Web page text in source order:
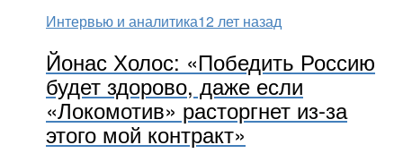
Интервью и аналитика12 лет назад
Йонас Холос: «Победить Россию
будет здорово, даже если
«Локомотив» расторгнет из-за
этого мой контракт»